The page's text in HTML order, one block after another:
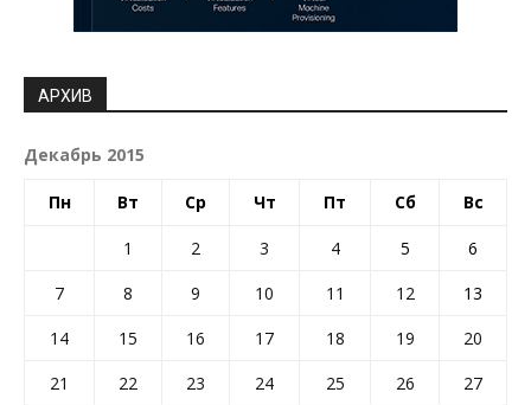
АРХИВ
Декабрь 2015
Пн Вт Ср Чт Пт Сб Вс
1 2 3 4 5
6
7
8 9 10 11 12
13
14
15 16 17 18 19
20
21
22 23 24 25 26
27